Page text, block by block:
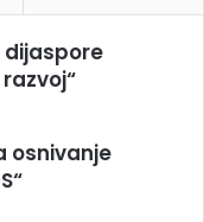
dijaspore
osnivanje